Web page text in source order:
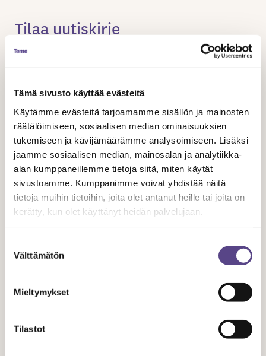
Tämä sivusto käyttää evästeitä
Käytämme evästeitä tarjoamamme sisällön ja mainosten
räätälöimiseen, sosiaalisen median ominaisuuksien
tukemiseen ja kävijämäärämme analysoimiseen. Lisäksi
jaamme sosiaalisen median, mainosalan ja analytiikka-
alan kumppaneillemme tietoja siitä, miten käytät
sivustoamme. Kumppanimme voivat yhdistää näitä
tietoja muihin tietoihin, joita olet antanut heille tai joita on
kerätty, kun olet käyttänyt heidän palvelujaan.
valinta
Välttämätön
Mieltymykset
Tilastot
Tilaa uutiskirje
NIMI
SÄHKÖPOSTIOSOITE
Käyntiosoite: John Stenbergin ranta 6, 00530 Helsinki, 4.